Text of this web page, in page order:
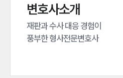
변호사소개
재판과 수사 대응 경험이
풍부한 형사전문변호사